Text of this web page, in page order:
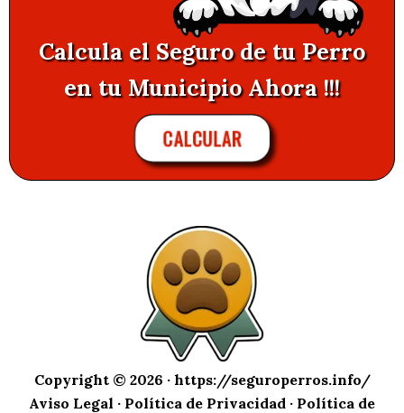
Calcula el Seguro de tu Perro
en tu Municipio Ahora !!!
CALCULAR
Copyright © 2026 · https://seguroperros.info/
Aviso Legal · Política de Privacidad · Política de